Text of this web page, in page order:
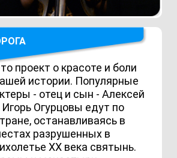
проект о красоте и боли
истории. Популярные
- отец и сын - Алексей
Игорь Огурцовы едут по
останавливаясь в
разрушенных в
ХХ века святынь.